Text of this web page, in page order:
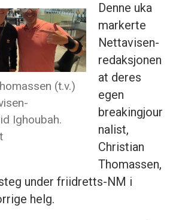
(t.v.)
Ighoubah.
Denne uka
markerte
Nettavisen-
redaksjonen
at deres
egen
breakingjour
nalist,
Christian
Thomassen,
under friidretts-NM i
helg.